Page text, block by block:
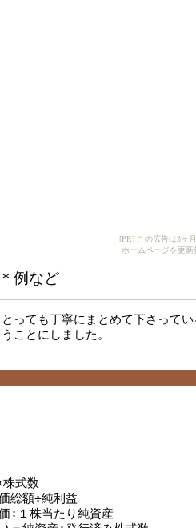
[PR] この広告は3ヶ
ホームページを更
例など
っても丁寧にまとめて下さって
ことにしました。
式数
総額÷純利益
÷１株当たり純資産